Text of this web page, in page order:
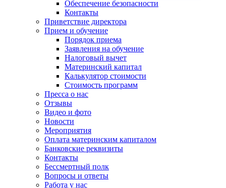
Обеспечение безопасности
Контакты
Приветствие директора
Прием и обучение
Порядок приема
Заявления на обучение
Налоговый вычет
Материнский капитал
Калькулятор стоимости
Стоимость программ
Пресса о нас
Отзывы
Видео и фото
Новости
Мероприятия
Оплата материнским капиталом
Банковские реквизиты
Контакты
Бессмертный полк
Вопросы и ответы
Работа у нас